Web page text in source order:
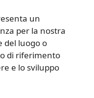
un
per la nostra
del luogo o
di riferimento
e lo sviluppo